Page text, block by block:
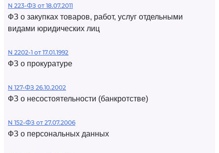
N 223-ФЗ от 18.07.2011
ФЗ о закупках товаров, работ, услуг отдельными
видами юридических лиц
N 2202-1 от 17.01.1992
ФЗ о прокуратуре
N 127-ФЗ 26.10.2002
ФЗ о несостоятельности (банкротстве)
N 152-ФЗ от 27.07.2006
ФЗ о персональных данных